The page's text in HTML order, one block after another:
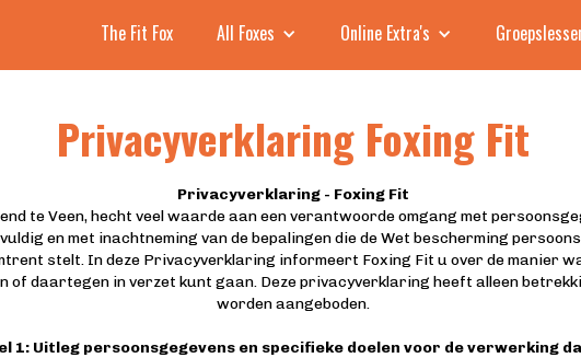
The Fit Fox All Foxes Online Extra's
Privacyverklaring Foxing Fit
Privacyverklaring - Foxing Fit
te Veen, hecht veel waarde aan een verantwoorde omgang met
en met inachtneming van de bepalingen die de Wet bescherming
stelt. In deze Privacyverklaring informeert Foxing Fit u over de manier
of daartegen in verzet kunt gaan. Deze privacyverklaring heeft alleen
worden aangeboden.
1: Uitleg persoonsgegevens en specifieke doelen voor de verwerking